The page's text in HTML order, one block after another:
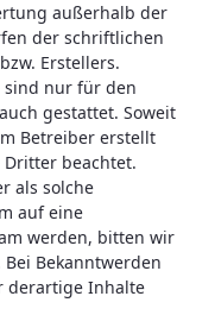
außerhalb der
der schriftlichen
Erstellers.
sind nur für den
gestattet. Soweit
Betreiber erstellt
beachtet.
als solche
auf eine
werden, bitten wir
Bekanntwerden
derartige Inhalte